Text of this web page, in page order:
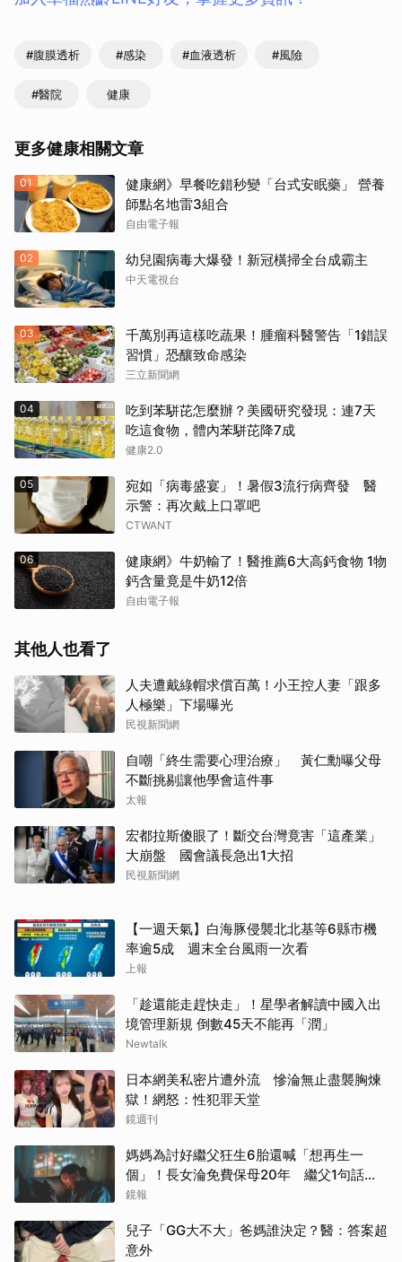
#腹膜透析 #感染 #血液透析 #風險
#醫院 健康
更多健康相關文章
01
健康網》早餐吃錯秒變「台式安眠藥」 營養
師點名地雷3組合
自由電子報
02 幼兒園病毒大爆發！新冠橫掃全台成霸主
中天電視台
03
千萬別再這樣吃蔬果！腫瘤科醫警告「1錯誤
習慣」恐釀致命感染
三立新聞網
04
吃到苯駢芘怎麼辦？美國研究發現：連7天
吃這食物，體內苯駢芘降7成
健康2.0
05
宛如「病毒盛宴」！暑假3流行病齊發 醫
示警：再次戴上口罩吧
CTWANT
06
健康網》牛奶輸了！醫推薦6大高鈣食物 1物
鈣含量竟是牛奶12倍
自由電子報
其他人也看了
人夫遭戴綠帽求償百萬！小王控人妻「跟多
人極樂」下場曝光
民視新聞網
自嘲「終生需要心理治療」 黃仁勳曝父母
不斷挑剔讓他學會這件事
太報
宏都拉斯傻眼了！斷交台灣竟害「這產業」
大崩盤 國會議長急出1大招
民視新聞網
【一週天氣】白海豚侵襲北北基等6縣市機
率逾5成 週末全台風雨一次看
上報
「趁還能走趕快走」！星學者解讀中國入出
境管理新規 倒數45天不能再「潤」
Newtalk
日本網美私密片遭外流 慘淪無止盡襲胸煉
獄！網怒：性犯罪天堂
鏡週刊
媽媽為討好繼父狂生6胎還喊「想再生一
個」！長女淪免費保母20年 繼父1句話嚇
到逃家
鏡報
兒子「GG大不大」爸媽誰決定？醫：答案超
意外
取消